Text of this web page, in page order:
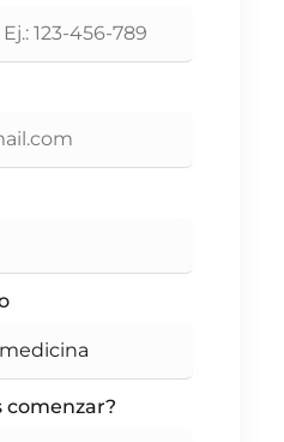
comenzar?